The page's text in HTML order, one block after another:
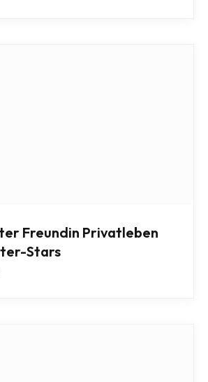
Freundin Privatleben
Stars